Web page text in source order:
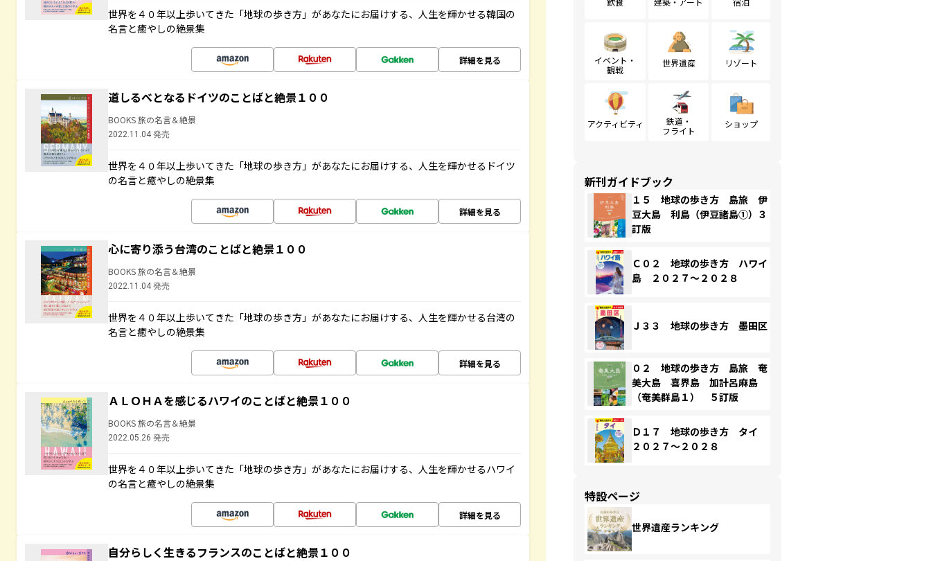
世界を４０年以上歩いてきた「地球の歩き方」があなたにお届けする、人生を輝かせる韓国の
名言と癒やしの絶景集
詳細を見る
道しるべとなるドイツのことばと絶景１００
BOOKS 旅の名言＆絶景
2022.11.04 発売
世界を４０年以上歩いてきた「地球の歩き方」があなたにお届けする、人生を輝かせるドイツ
の名言と癒やしの絶景集
詳細を見る
心に寄り添う台湾のことばと絶景１００
BOOKS 旅の名言＆絶景
2022.11.04 発売
世界を４０年以上歩いてきた「地球の歩き方」があなたにお届けする、人生を輝かせる台湾の
名言と癒やしの絶景集
詳細を見る
ＡＬＯＨＡを感じるハワイのことばと絶景１００
BOOKS 旅の名言＆絶景
2022.05.26 発売
世界を４０年以上歩いてきた「地球の歩き方」があなたにお届けする、人生を輝かせるハワイ
の名言と癒やしの絶景集
詳細を見る
自分らしく生きるフランスのことばと絶景１００
イベント・
観戦
世界遺産 リゾート
アクティビティ
鉄道・
フライト
ショップ
新刊ガイドブック
１５ 地球の歩き方 島旅 伊
豆大島 利島（伊豆諸島①）３
訂版
Ｃ０２ 地球の歩き方 ハワイ
島 ２０２７～２０２８
Ｊ３３ 地球の歩き方 墨田区
０２ 地球の歩き方 島旅 奄
美大島 喜界島 加計呂麻島
（奄美群島１） ５訂版
Ｄ１７ 地球の歩き方 タイ
２０２７～２０２８
特設ページ
世界遺産ランキング